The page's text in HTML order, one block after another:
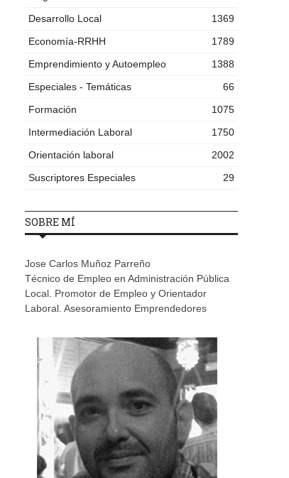
Desarrollo Local
1369
Economía-RRHH
1789
Emprendimiento y Autoempleo
1388
Especiales - Temáticas
66
Formación
1075
Intermediación Laboral
1750
Orientación laboral
2002
Suscriptores Especiales
29
SOBRE MÍ
Jose Carlos Muñoz Parreño
Técnico de Empleo en Administración Pública
Local. Promotor de Empleo y Orientador
Laboral. Asesoramiento Emprendedores